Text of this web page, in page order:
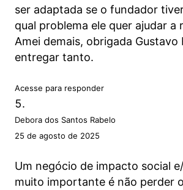
ser adaptada se o fundador
qual problema ele quer ajudar a
Amei demais, obrigada Gustavo
entregar tanto.
Acesse para responder
Debora dos Santos Rabelo
25 de agosto de 2025
Um negócio de impacto social
muito importante é não perder